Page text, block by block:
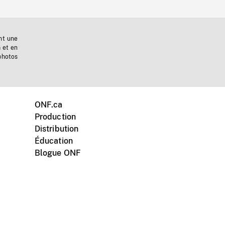
une
et en
ONF.ca
Production
Distribution
Éducation
Blogue ONF